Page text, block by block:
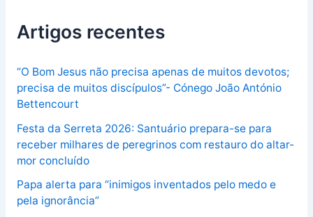
Artigos recentes
“O Bom Jesus não precisa apenas de muitos devotos;
precisa de muitos discípulos”- Cónego João António
Bettencourt
Festa da Serreta 2026: Santuário prepara-se para
receber milhares de peregrinos com restauro do altar-
mor concluído
Papa alerta para “inimigos inventados pelo medo e
pela ignorância”